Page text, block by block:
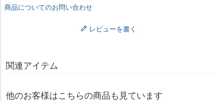
商品についてのお問い合わせ
レビューを書く
関連アイテム
他のお客様はこちらの商品も見ています